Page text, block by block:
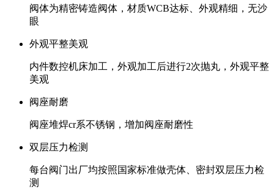
阀体为精密铸造阀体，材质WCB达标、外观精细，无沙
眼
外观平整美观
内件数控机床加工，外观加工后进行2次抛丸，外观平整
美观
阀座耐磨
阀座堆焊cr系不锈钢，增加阀座耐磨性
双层压力检测
每台阀门出厂均按照国家标准做壳体、密封双层压力检
测